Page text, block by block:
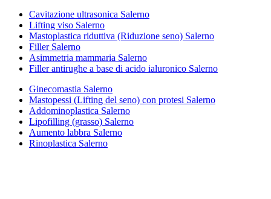
Cavitazione ultrasonica Salerno
Lifting viso Salerno
Mastoplastica riduttiva (Riduzione seno) Salerno
Filler Salerno
Asimmetria mammaria Salerno
Filler antirughe a base di acido ialuronico Salerno
Ginecomastia Salerno
Mastopessi (Lifting del seno) con protesi Salerno
Addominoplastica Salerno
Lipofilling (grasso) Salerno
Aumento labbra Salerno
Rinoplastica Salerno